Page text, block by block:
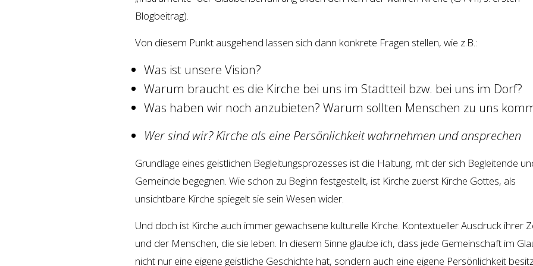
Blogbeitrag).
Von diesem Punkt ausgehend lassen sich dann konkrete Fragen stellen, wie z.B.:
Was ist unsere Vision?
Warum braucht es die Kirche bei uns im Stadtteil bzw. bei uns im Dorf?
Was haben wir noch anzubieten? Warum sollten Menschen zu uns
Wer sind wir? Kirche als eine Persönlichkeit wahrnehmen und ansprechen
Grundlage eines geistlichen Begleitungsprozesses ist die Haltung, mit der sich Begleitende
Gemeinde begegnen. Wie schon zu Beginn festgestellt, ist Kirche zuerst Kirche Gottes, als
unsichtbare Kirche spiegelt sie sein Wesen wider.
Und doch ist Kirche auch immer gewachsene kulturelle Kirche. Kontextueller Ausdruck ihrer
und der Menschen, die sie leben. In diesem Sinne glaube ich, dass jede Gemeinschaft im
nicht nur eine eigene geistliche Geschichte hat, sondern auch eine eigene Persönlichkeit